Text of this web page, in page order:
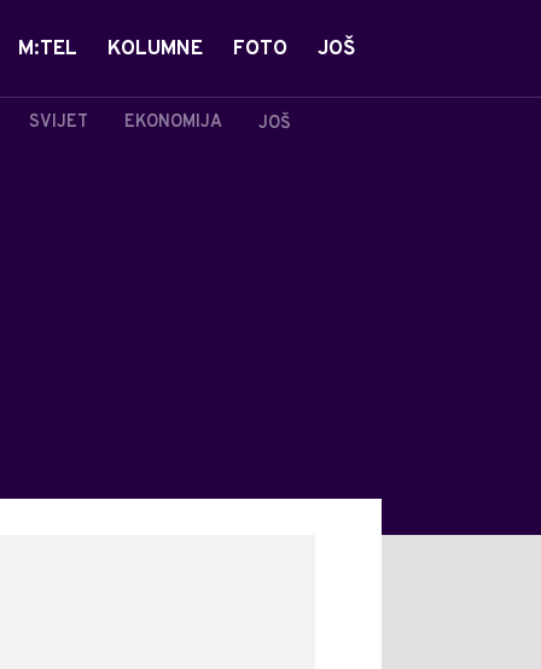
SVIJET EKONOMIJA JOŠ
M:TEL KOLUMNE FOTO JOŠ